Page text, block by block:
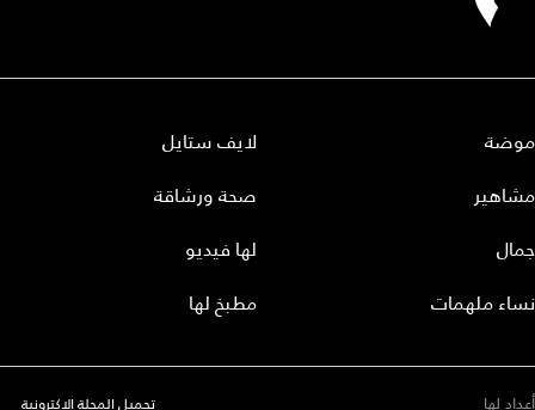
موضة
مشاهير
جمال
نساء ملهمات
لايف ستايل
صحة ورشاقة
لها فيديو
مطبخ لها
أعداد لها تحميل المجلة الاكترونية